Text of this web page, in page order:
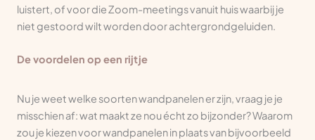
luistert, of voor die Zoom-meetings vanuit huis waarbij je
niet gestoord wilt worden door achtergrondgeluiden.
De voordelen op een rijtje
Nu je weet welke soorten wandpanelen er zijn, vraag je je
misschien af: wat maakt ze nou écht zo bijzonder? Waarom
zou je kiezen voor wandpanelen in plaats van bijvoorbeeld